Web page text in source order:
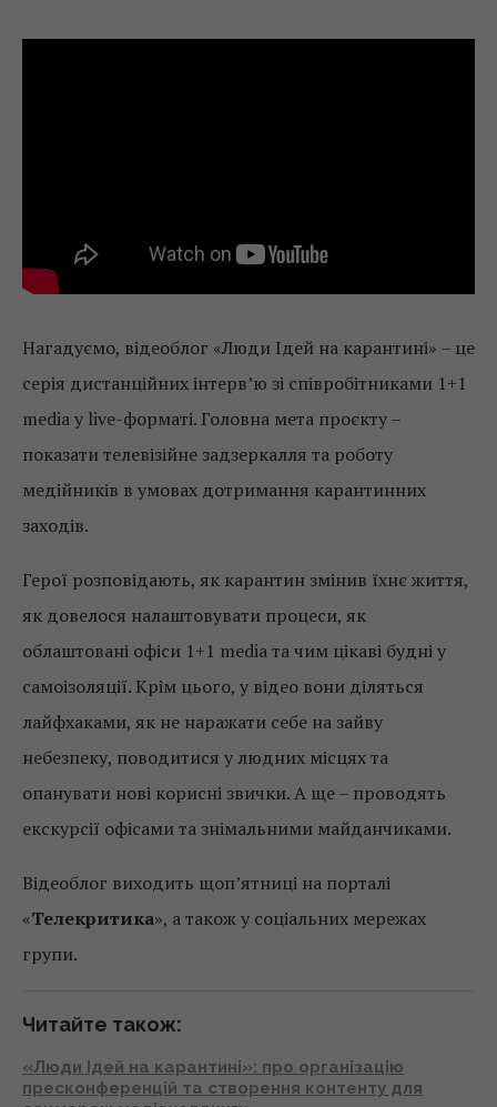
Нагадуємо, відеоблог «Люди Ідей на карантині» – це
серія дистанційних інтерв’ю зі співробітниками 1+1
media у live-форматі. Головна мета проєкту –
показати телевізійне задзеркалля та роботу
медійників в умовах дотримання карантинних
заходів.
Герої розповідають, як карантин змінив їхнє життя,
як довелося налаштовувати процеси, як
облаштовані офіси 1+1 media та чим цікаві будні у
самоізоляції. Крім цього, у відео вони діляться
лайфхаками, як не наражати себе на зайву
небезпеку, поводитися у людних місцях та
опанувати нові корисні звички. А ще – проводять
екскурсії офісами та знімальними майданчиками.
Відеоблог виходить щоп’ятниці на порталі
«Телекритика», а також у соціальних мережах
групи.
Читайте також:
«Люди Ідей на карантині»: про організацію
пресконференцій та створення контенту для